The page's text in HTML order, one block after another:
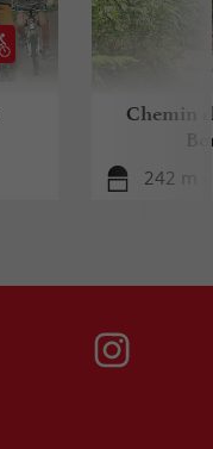
Chemin
242 m -